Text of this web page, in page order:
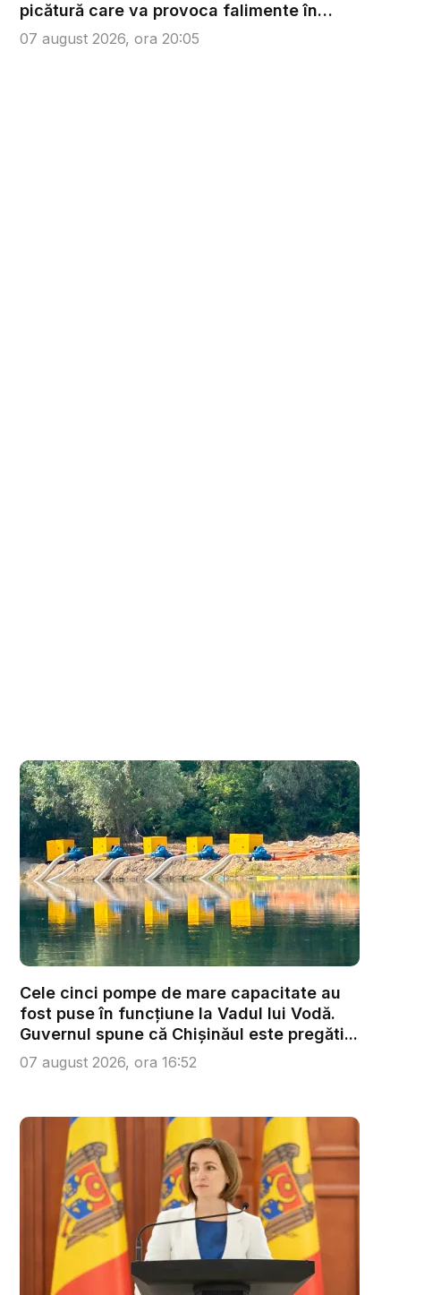
picătură care va provoca falimente în
lanț...
07 august 2026, ora 20:05
Cele cinci pompe de mare capacitate au
fost puse în funcțiune la Vadul lui Vodă.
Guvernul spune că Chișinăul este pregăti...
07 august 2026, ora 16:52